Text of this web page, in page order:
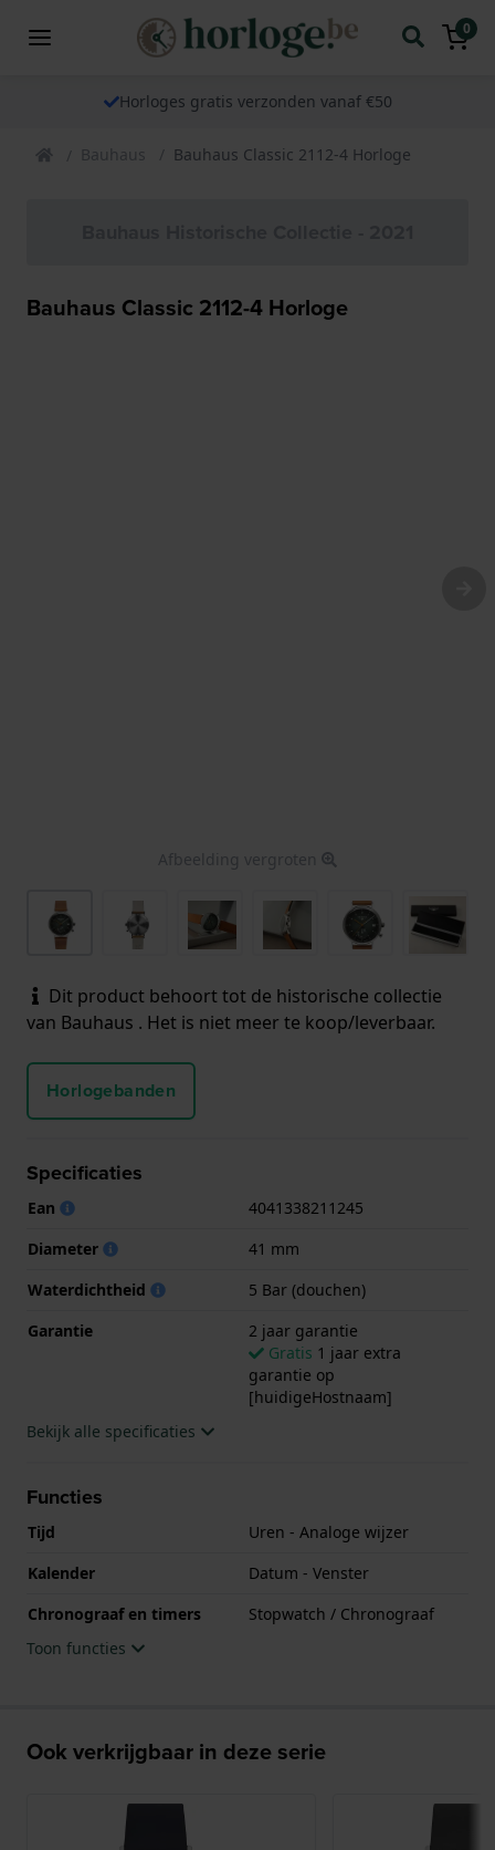
0
Horloges gratis verzonden vanaf €50
Bauhaus Bauhaus Classic 2112-4 Horloge
Bauhaus Classic 2112-4 Horloge
Afbeelding vergroten
Dit product behoort tot de historische collectie
van Bauhaus . Het is niet meer te koop/leverbaar.
Horlogebanden
Specificaties
Ean
4041338211245
Diameter
41 mm
Waterdichtheid
5 Bar (douchen)
Garantie
2 jaar garantie
Gratis 1 jaar extra
garantie op
[huidigeHostnaam]
Bekijk alle specificaties
Functies
Tijd
Uren - Analoge wijzer
Kalender
Datum - Venster
Chronograaf en timers
Stopwatch / Chronograaf
Toon functies
Ook verkrijgbaar in deze serie